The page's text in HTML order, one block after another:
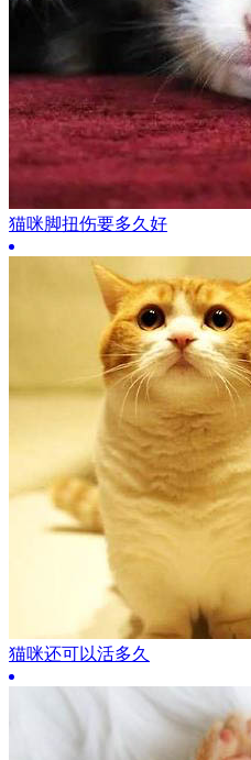
猫咪脚扭伤要多久好
猫咪还可以活多久